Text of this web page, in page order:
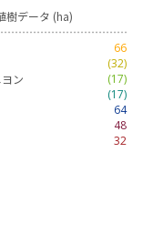
データ (ha)
66
(32)
ン
(17)
(17)
64
48
32